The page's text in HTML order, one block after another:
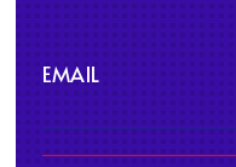
EMAIL